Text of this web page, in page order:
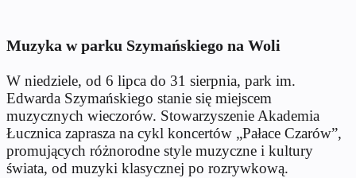
Muzyka w parku Szymańskiego na Woli
W niedziele, od 6 lipca do 31 sierpnia, park im.
Edwarda Szymańskiego stanie się miejscem
muzycznych wieczorów. Stowarzyszenie Akademia
Łucznica zaprasza na cykl koncertów „Pałace Czarów”,
promujących różnorodne style muzyczne i kultury
świata, od muzyki klasycznej po rozrywkową.